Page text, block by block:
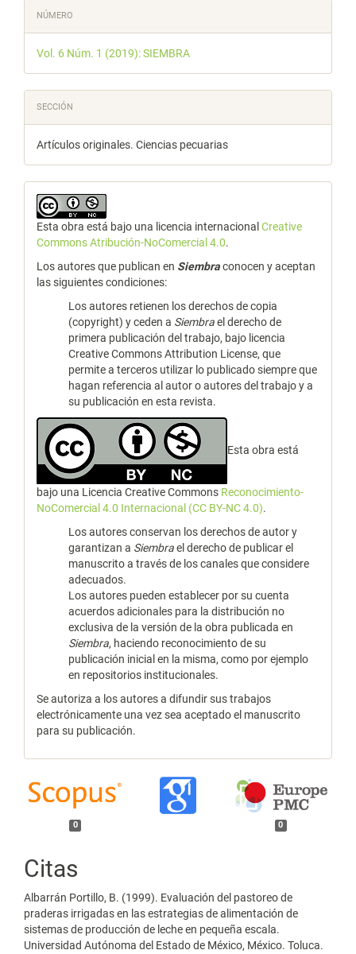
NÚMERO
Vol. 6 Núm. 1 (2019): SIEMBRA
SECCIÓN
Artículos originales. Ciencias pecuarias
Esta obra está bajo una licencia internacional Creative
Commons Atribución-NoComercial 4.0.
Los autores que publican en Siembraconocen y aceptan
las siguientes condiciones:
Los autores retienen los derechos de copia
(copyright) y ceden a Siembrael derecho de
primera publicación del trabajo, bajo licencia
Creative Commons Attribution License, que
permite a terceros utilizar lo publicado siempre que
hagan referencia al autor o autores del trabajo y a
su publicación en esta revista.
Esta obra está
bajo una Licencia Creative Commons Reconocimiento-
NoComercial 4.0 Internacional (CC BY-NC 4.0).
Los autores conservan los derechos de autor y
garantizan a Siembrael derecho de publicar el
manuscrito a través de los canales que considere
adecuados.
Los autores pueden establecer por su cuenta
acuerdos adicionales para la distribución no
exclusiva de la versión de la obra publicada en
Siembra, haciendo reconocimiento de su
publicación inicial en la misma, como por ejemplo
en repositorios institucionales.
Se autoriza a los autores a difundir sus trabajos
electrónicamente una vez sea aceptado el manuscrito
para su publicación.
0 0
Citas
Albarrán Portillo, B. (1999). Evaluación del pastoreo de
praderas irrigadas en las estrategias de alimentación de
sistemas de producción de leche en pequeña escala.
Universidad Autónoma del Estado de México, México. Toluca.